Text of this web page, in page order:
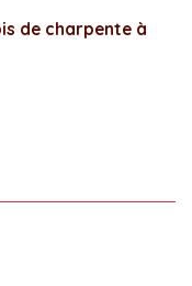
de charpente à